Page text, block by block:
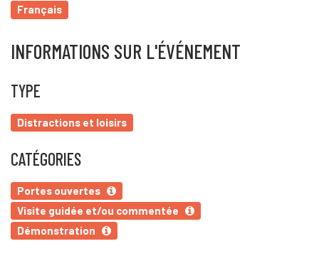
Français
INFORMATIONS SUR L'ÉVÉNEMENT
TYPE
Distractions et loisirs
CATÉGORIES
Portes ouvertes
Visite guidée et/ou commentée
Démonstration